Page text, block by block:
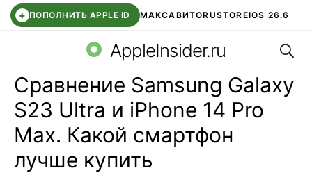
+ ПОПОЛНИТЬ APPLE ID МАКСАВИТОRUSTOREIOS 26.6
СБЕР КИДС ВТБ ОНЛАЙН ЧАТ В ROBLOX
AppleInsider.ru
Сравнение Samsung Galaxy
S23 Ultra и iPhone 14 Pro
Max. Какой смартфон
лучше купить